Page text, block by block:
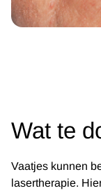
Wat te
Vaatjes kunnen
lasertherapie.